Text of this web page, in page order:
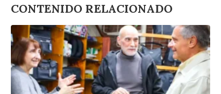
CONTENIDO RELACIONADO